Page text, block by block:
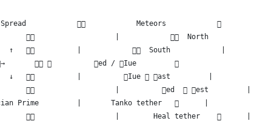
            Meteors            
                   |              North            |
↑             |              South            |
           ed / Iue         
↓             |          Iue  ast         |
                   |          ed   est         |
Prime         |       Tanko tether         |
                   |        Heal tether          |